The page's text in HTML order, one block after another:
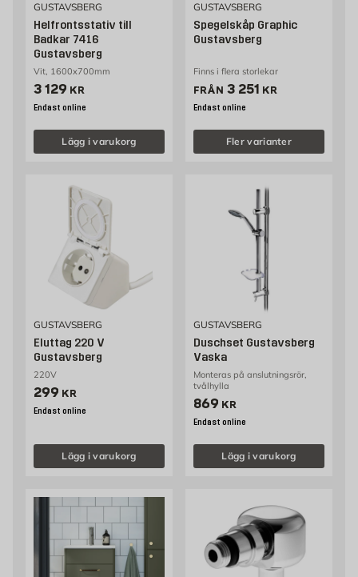
GUSTAVSBERG
Helfrontsstativ till
Badkar 7416
Gustavsberg
Vit, 1600x700mm
Pris 3129 kr
3 129 KR
Endast online
Lägg i varukorg
GUSTAVSBERG
Spegelskåp Graphic
Gustavsberg
Finns i flera storlekar
FRÅN Pris 3251 kr
3 251 KR
Endast online
Fler varianter
GUSTAVSBERG
Eluttag 220 V
Gustavsberg
220V
Pris 299 kr
299 KR
Endast online
Lägg i varukorg
GUSTAVSBERG
Duschset Gustavsberg
Vaska
Monteras på anslutningsrör,
tvålhylla
Pris 869 kr
869 KR
Endast online
Lägg i varukorg